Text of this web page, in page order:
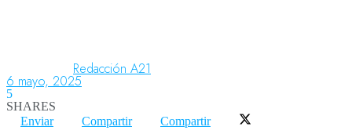
Columnistas
Organismos
Redacción A21
6 mayo, 2025
5
SHARES
Enviar
Compartir Compartir